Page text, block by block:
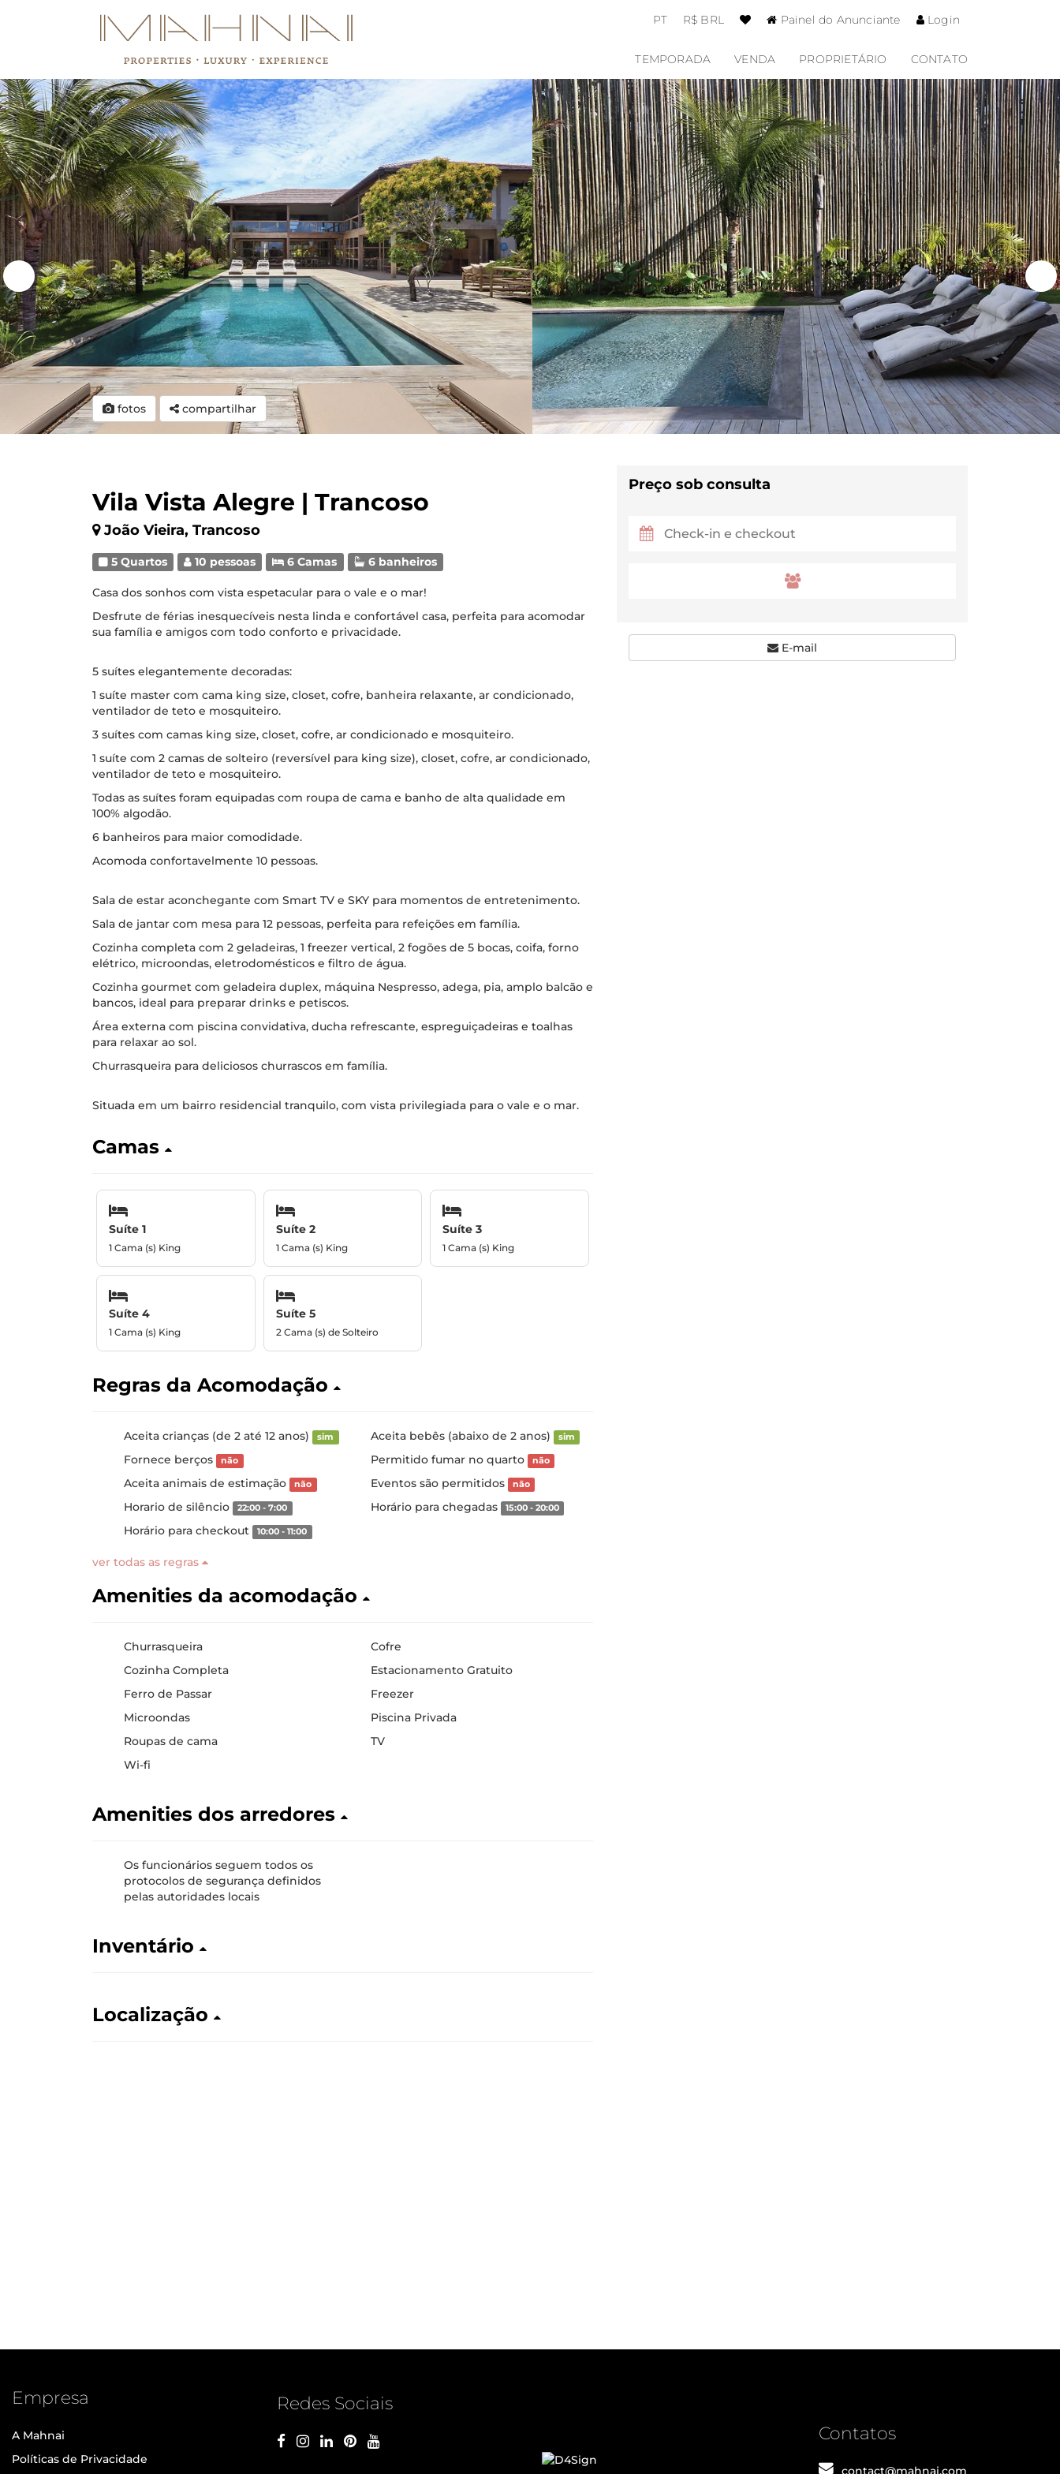
PT R$ BRL Painel do Anunciante Login
TEMPORADA VENDA PROPRIETÁRIO CONTATO
fotos compartilhar
Vila Vista Alegre | Trancoso
João Vieira, Trancoso
5 Quartos 10 pessoas 6 Camas 6 banheiros
Casa dos sonhos com vista espetacular para o vale e o mar!
Desfrute de férias inesquecíveis nesta linda e confortável casa, perfeita para acomodar
sua família e amigos com todo conforto e privacidade.
5 suítes elegantemente decoradas:
1 suíte master com cama king size, closet, cofre, banheira relaxante, ar condicionado,
ventilador de teto e mosquiteiro.
3 suítes com camas king size, closet, cofre, ar condicionado e mosquiteiro.
1 suíte com 2 camas de solteiro (reversível para king size), closet, cofre, ar condicionado,
ventilador de teto e mosquiteiro.
Todas as suítes foram equipadas com roupa de cama e banho de alta qualidade em
100% algodão.
6 banheiros para maior comodidade.
Acomoda confortavelmente 10 pessoas.
Sala de estar aconchegante com Smart TV e SKY para momentos de entretenimento.
Sala de jantar com mesa para 12 pessoas, perfeita para refeições em família.
Cozinha completa com 2 geladeiras, 1 freezer vertical, 2 fogões de 5 bocas, coifa, forno
elétrico, microondas, eletrodomésticos e filtro de água.
Cozinha gourmet com geladeira duplex, máquina Nespresso, adega, pia, amplo balcão e
bancos, ideal para preparar drinks e petiscos.
Área externa com piscina convidativa, ducha refrescante, espreguiçadeiras e toalhas
para relaxar ao sol.
Churrasqueira para deliciosos churrascos em família.
Situada em um bairro residencial tranquilo, com vista privilegiada para o vale e o mar.
Camas
Suíte 1
1 Cama (s) King
Suíte 2
1 Cama (s) King
Suíte 3
1 Cama (s) King
Suíte 4
1 Cama (s) King
Suíte 5
2 Cama (s) de Solteiro
Regras da Acomodação
Aceita crianças (de 2 até 12 anos) sim Aceita bebês (abaixo de 2 anos) sim
Fornece berços não Permitido fumar no quarto não
Aceita animais de estimação não Eventos são permitidos não
Horario de silêncio 22:00 - 7:00 Horário para chegadas 15:00 - 20:00
Horário para checkout 10:00 - 11:00
ver todas as regras
Amenities da acomodação
Churrasqueira
Cofre
Cozinha Completa
Estacionamento Gratuito
Ferro de Passar
Freezer
Microondas
Piscina Privada
Roupas de cama
TV
Wi-fi
Amenities dos arredores
Os funcionários seguem todos os
protocolos de segurança definidos
pelas autoridades locais
Inventário
Localização
Preço sob consulta
E-mail
Empresa
A Mahnai
Políticas de Privacidade
Redes Sociais
Contatos
contact@mahnai.com